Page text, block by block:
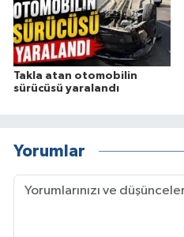
Takla atan otomobilin
sürücüsü yaralandı
Yorumlar